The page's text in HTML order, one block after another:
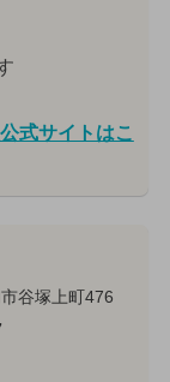
式サイトはこ
谷塚上町476